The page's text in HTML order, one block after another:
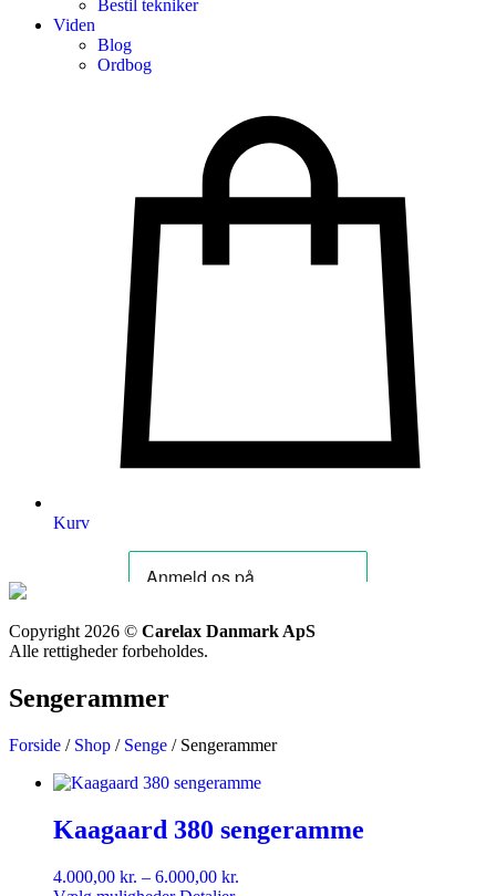
Bestil tekniker
Viden
Blog
Ordbog
Kurv
Copyright 2026 © Carelax Danmark ApS
Alle rettigheder forbeholdes.
Sengerammer
Forside / Shop / Senge / Sengerammer
Kaagaard 380 sengeramme
4.000,00 kr. – 6.000,00 kr.